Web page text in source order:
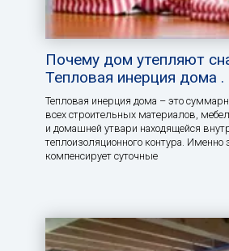
Почему дом утепляют
Тепловая инерция дома .
Тепловая инерция дома – это
всех строительных материалов,
и домашней утвари находящейся
теплоизоляционного контура. Именно
компенсирует суточные